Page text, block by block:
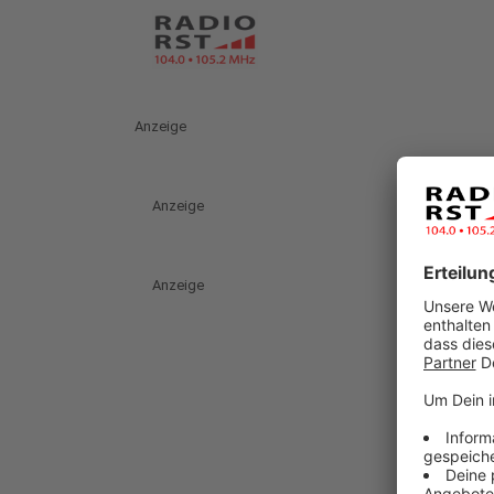
Anzeige
Anzeige
Anzeige